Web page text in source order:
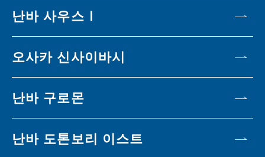
난바 사우스Ⅰ
오사카 신사이바시
난바 구로몬
난바 도톤보리 이스트